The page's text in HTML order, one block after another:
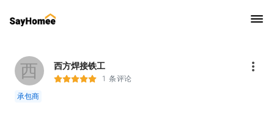
西 西方焊接铁工
1 条评论
承包商